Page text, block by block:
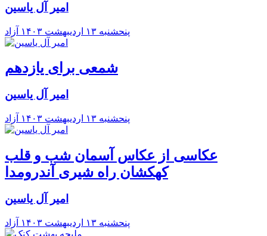
امیر آل یاسین
پنحشنبه ۱۳ ارديبهشت ۱۴۰۳ آزاد
شمعی برای یازدهم
امیر آل یاسین
پنحشنبه ۱۳ ارديبهشت ۱۴۰۳ آزاد
عکاسی از عکاس آسمان شب و قلب
کهکشان راه شیری آندرومدا
امیر آل یاسین
پنحشنبه ۱۳ ارديبهشت ۱۴۰۳ آزاد